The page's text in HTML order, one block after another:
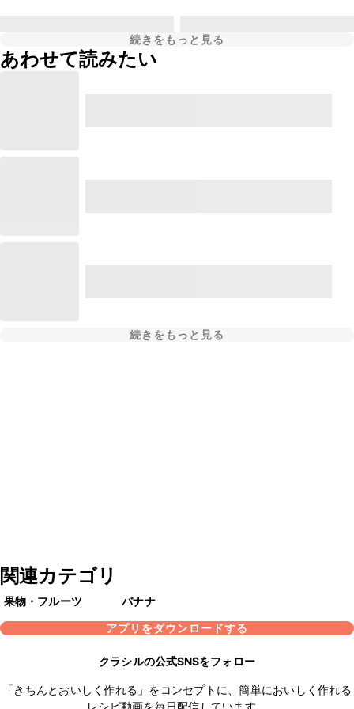
続きをもっと見る
あわせて読みたい
続きをもっと見る
関連カテゴリ
果物・フルーツ
バナナ
アプリをダウンロードする
クラシルの公式SNSをフォロー
「きちんとおいしく作れる」をコンセプトに、簡単においしく作れる